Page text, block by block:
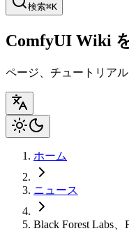
検索⌘K
ComfyUI Wiki
ページ、チュートリア
ホーム
ニュース
Black Forest Labs